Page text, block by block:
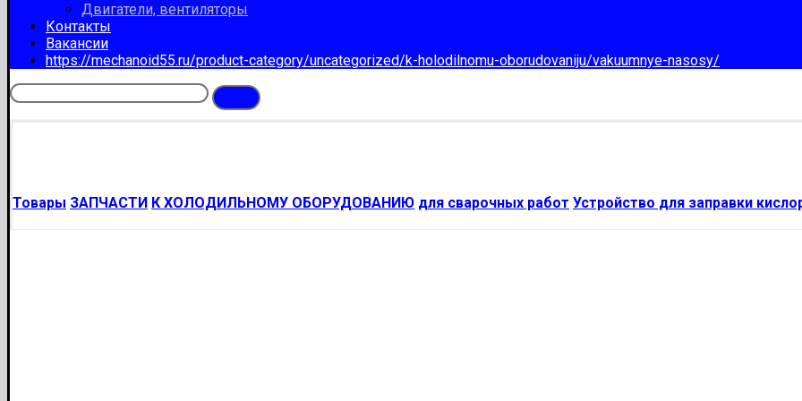
Двигатели, вентиляторы
Контакты
Вакансии
https://mechanoid55.ru/product-category/uncategorized/k-holodilnomu-oborudovaniju/vakuumnye-nasosy/
Товары ЗАПЧАСТИ К ХОЛОДИЛЬНОМУ ОБОРУДОВАНИЮ для сварочных работ Устройство для заправки